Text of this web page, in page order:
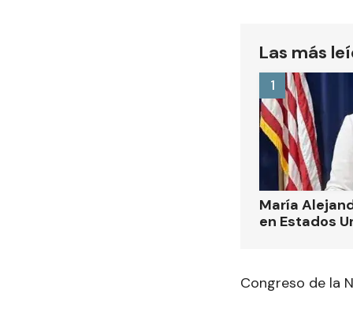
Las más
María
en Estados
1
Congreso de la